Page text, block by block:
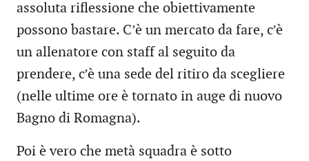
assoluta riflessione che obiettivamente
possono bastare. C’è un mercato da fare, c’è
un allenatore con staff al seguito da
prendere, c’è una sede del ritiro da scegliere
(nelle ultime ore è tornato in auge di nuovo
Bagno di Romagna).
Poi è vero che metà squadra è sotto